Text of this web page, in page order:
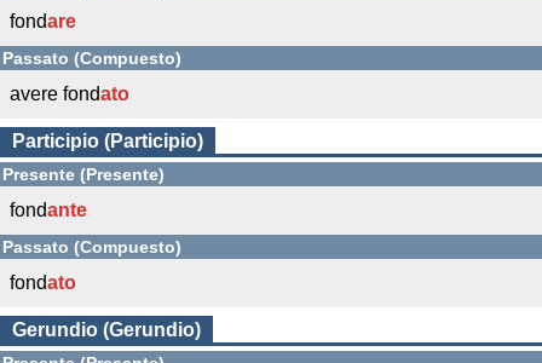
fondare
Passato (Compuesto)
avere fondato
Participio (Participio)
Presente (Presente)
fondante
Passato (Compuesto)
fondato
Gerundio (Gerundio)